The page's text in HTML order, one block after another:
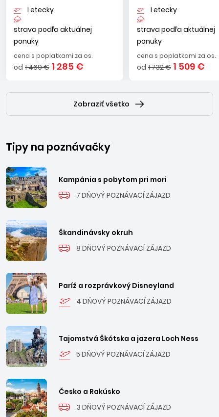
Letecky
strava podľa aktuálnej
ponuky
cena s poplatkami za os.
od 1 469 € 1 285 €
Letecky
strava podľa aktuálnej
ponuky
cena s poplatkami za os.
od 1 732 € 1 509 €
Zobraziť všetko
Tipy na poznávačky
Kampánia s pobytom pri mori
7 DŇOVÝ POZNÁVACÍ ZÁJAZD
Škandinávsky okruh
8 DŇOVÝ POZNÁVACÍ ZÁJAZD
Paríž a rozprávkový Disneyland
4 DŇOVÝ POZNÁVACÍ ZÁJAZD
Tajomstvá Škótska a jazera Loch Ness
5 DŇOVÝ POZNÁVACÍ ZÁJAZD
Česko a Rakúsko
3 DŇOVÝ POZNÁVACÍ ZÁJAZD